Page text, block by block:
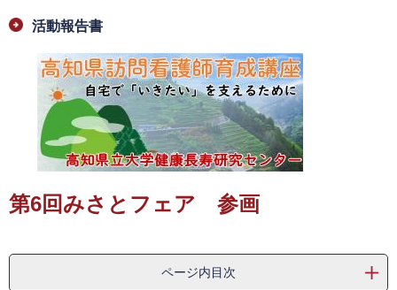
活動報告書
第6回みさとフェア 参画
ページ内目次